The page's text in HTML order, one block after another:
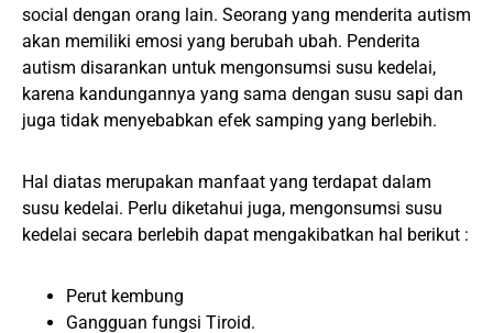
social dengan orang lain. Seorang yang menderita autism
akan memiliki emosi yang berubah ubah. Penderita
autism disarankan untuk mengonsumsi susu kedelai,
karena kandungannya yang sama dengan susu sapi dan
juga tidak menyebabkan efek samping yang berlebih.
Hal diatas merupakan manfaat yang terdapat dalam
susu kedelai. Perlu diketahui juga, mengonsumsi susu
kedelai secara berlebih dapat mengakibatkan hal berikut :
Perut kembung
Gangguan fungsi Tiroid.